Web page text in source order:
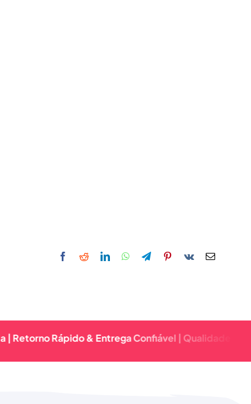
Rápido & Entrega Confiável | Qualidade Premium